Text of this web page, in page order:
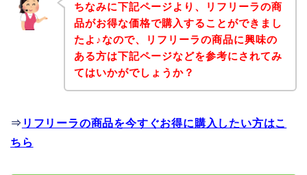
ちなみに下記ページより、リフリーラの商
品がお得な価格で購入することができまし
たよ♪なので、リフリーラの商品に興味の
ある方は下記ページなどを参考にされてみ
てはいかがでしょうか？
⇒ リフリーラの商品を今すぐお得に購入したい方はこ
ちら